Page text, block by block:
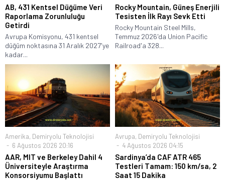
AB, 431 Kentsel Düğüme Veri
Raporlama Zorunluluğu
Getirdi
Avrupa Komisyonu, 431 kentsel
düğüm noktasına 31 Aralık 2027'ye
kadar...
Rocky Mountain, Güneş Enerjili
Tesisten İlk Rayı Sevk Etti
Rocky Mountain Steel Mills,
Temmuz 2026'da Union Pacific
Railroad'a 328...
Amerika, Demiryolu Teknolojisi
6 Ağustos 2026 20:16
AAR, MIT ve Berkeley Dahil 4
Üniversiteyle Araştırma
Konsorsiyumu Başlattı
Avrupa, Demiryolu Teknolojisi
4 Ağustos 2026 04:15
Sardinya’da CAF ATR 465
Testleri Tamam: 150 km/sa, 2
Saat 15 Dakika